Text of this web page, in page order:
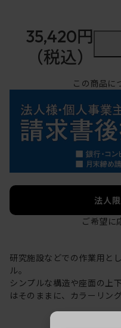
35,420円
（税込）
この商品に
法人
ご希望に
研究施設などでの作業用と
ル。
シンプルな構造や座面の上
はそのままに、カラーリン